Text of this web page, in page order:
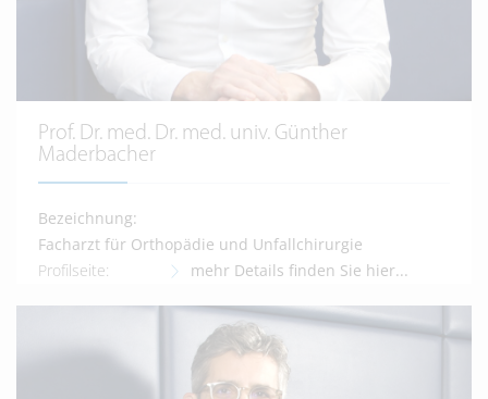
Prof. Dr. med. Dr. med. univ. Günther
Maderbacher
Bezeichnung:
Facharzt für Orthopädie und Unfallchirurgie
Profilseite:
mehr Details finden Sie hier...